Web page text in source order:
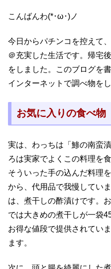
こんばんわ(*･ω･)ノ
今日からパチンコを控えて
＠充実した生活です。帰宅
をしました。このブログを
インターネットで調べ物を
お気に入りの食べ物
実は、わっちは「鯵の南蛮
ろは実家でよくこの料理を
そういった手の込んだ料理
から、代用品で我慢してい
は、煮干しの酢漬けです。
では大きめの煮干しが一袋
お得な値段で提供されてい
ます。